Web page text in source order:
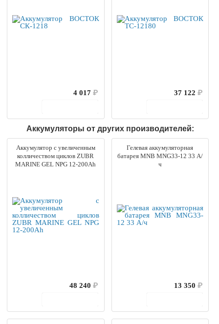
4 017₽
37 122 ₽
Аккумуляторы от других производителей:
Аккумулятор с увеличенным
колличеством циклов ZUBR
MARINE GEL NPG 12-200Ah
48 240₽
Гелевая аккумуляторная
батарея MNB MNG33-12 33 А/
ч
13 350 ₽